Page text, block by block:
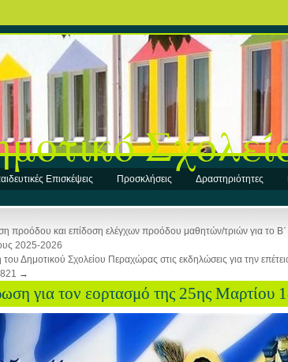
Επισκέψεις Προσκλήσεις Δραστηριότητες
προόδου και επίδοση ελέγχων προόδου μαθητών/τριών για το Β΄
2025-2026
Δημοτικού Σχολείου Περαχώρας στις εκδηλώσεις για την
→
για τον εορτασμό της 25ης Μαρτίου